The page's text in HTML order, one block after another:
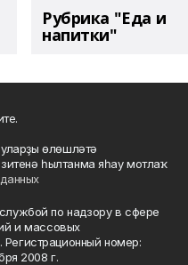
Рубрика "Еда и
напитки"
уларҙы өлөшләтә
һылтанма яһау мотлаҡ.
по надзору в сфере
и массовых
номер:
2008 г.